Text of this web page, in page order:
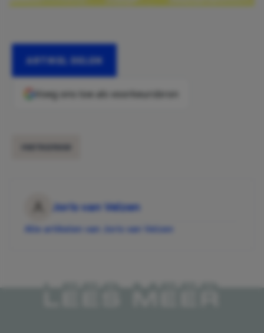
ARTIKEL DELEN
Voeg ons toe als voorkeursbron
Joris van Velzen
Alle artikelen van Joris van Velzen